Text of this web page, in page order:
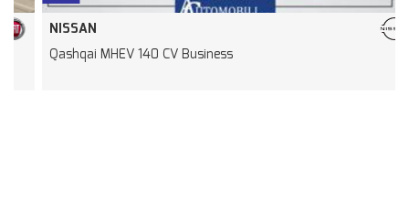
NISSAN
Qashqai MHEV 140 CV Business